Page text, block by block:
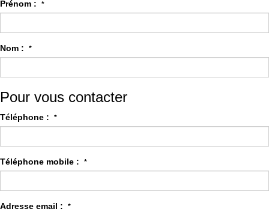
Prénom : *
Nom : *
Pour vous contacter
Téléphone : *
Téléphone mobile : *
Adresse email : *